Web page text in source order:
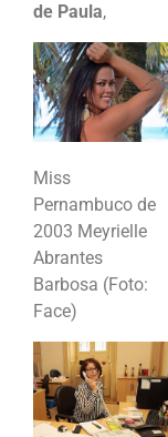
de Paula,
Miss
Pernambuco de
2003 Meyrielle
Abrantes
Barbosa (Foto:
Face)